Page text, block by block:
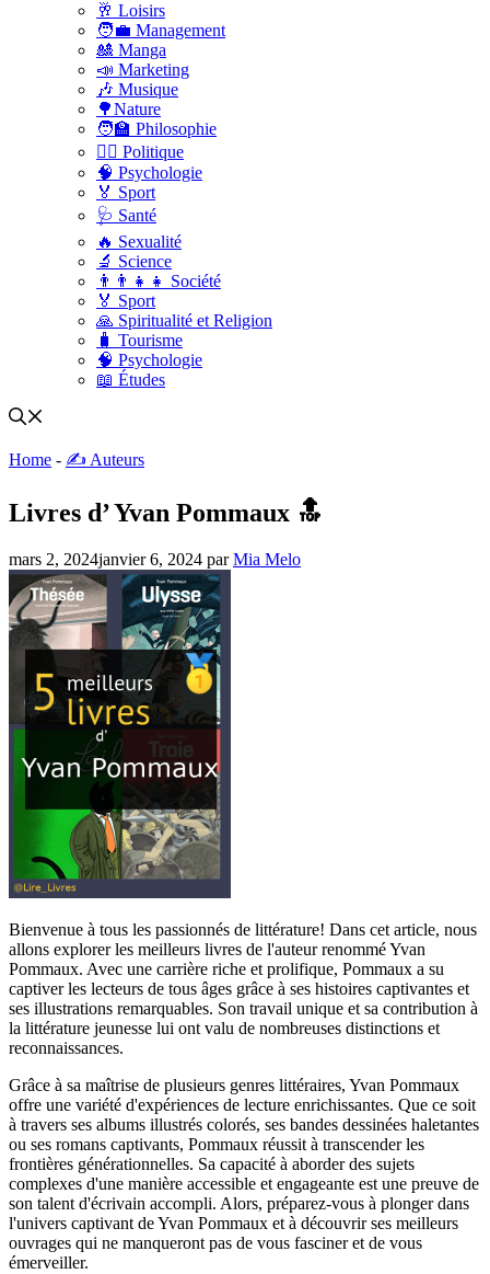
🥂 Loisirs
🧑‍💼 Management
🎎 Manga
📣 Marketing
🎶 Musique
🌳Nature
🧑‍🏫 Philosophie
👨‍⚖️ Politique
🧠 Psychologie
🏅 Sport
🩺 Santé
🔥 Sexualité
🔬 Science
👨‍👨‍👧‍👧 Société
🏅 Sport
🙏 Spiritualité et Religion
🧳 Tourisme
🧠 Psychologie
📖 Études
Home - ✍️ Auteurs
Livres d’ Yvan Pommaux 🔝
mars 2, 2024janvier 6, 2024 parMia Melo
Bienvenue à tous les passionnés de littérature! Dans cet article, nous
allons explorer les meilleurs livres de l'auteur renommé Yvan
Pommaux. Avec une carrière riche et prolifique, Pommaux a su
captiver les lecteurs de tous âges grâce à ses histoires captivantes et
ses illustrations remarquables. Son travail unique et sa contribution à
la littérature jeunesse lui ont valu de nombreuses distinctions et
reconnaissances.
Grâce à sa maîtrise de plusieurs genres littéraires, Yvan Pommaux
offre une variété d'expériences de lecture enrichissantes. Que ce soit
à travers ses albums illustrés colorés, ses bandes dessinées haletantes
ou ses romans captivants, Pommaux réussit à transcender les
frontières générationnelles. Sa capacité à aborder des sujets
complexes d'une manière accessible et engageante est une preuve de
son talent d'écrivain accompli. Alors, préparez-vous à plonger dans
l'univers captivant de Yvan Pommaux et à découvrir ses meilleurs
ouvrages qui ne manqueront pas de vous fasciner et de vous
émerveiller.